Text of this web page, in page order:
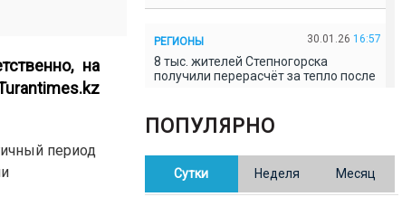
на
период
РЕГИОНЫ 30.01.26 16:57
8 тыс. жителей Степногорска
получили перерасчёт за тепло после
В Казахстане готовят новую
редакцию Конституции: меняется
ПОПУЛЯРНО
Сутки Неделя Месяц